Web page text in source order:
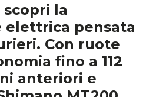
scopri la
elettrica pensata
Con ruote
fino a 112
anteriori e